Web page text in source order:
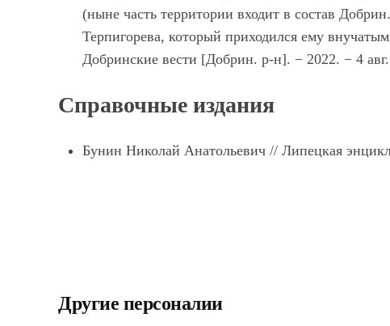
(ныне часть территории входит в состав
Терпигорева, который приходился ему
Добринские вести [Добрин. р-н]. − 2022. − 4
Справочные издания
Бунин Николай Анатольевич // Липецкая
Другие персоналии
Бескаравайная